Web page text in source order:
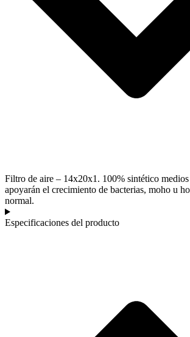
Filtro de aire – 14x20x1. 100% sintético
apoyarán el crecimiento de bacterias, moho u
normal.
Especificaciones del producto